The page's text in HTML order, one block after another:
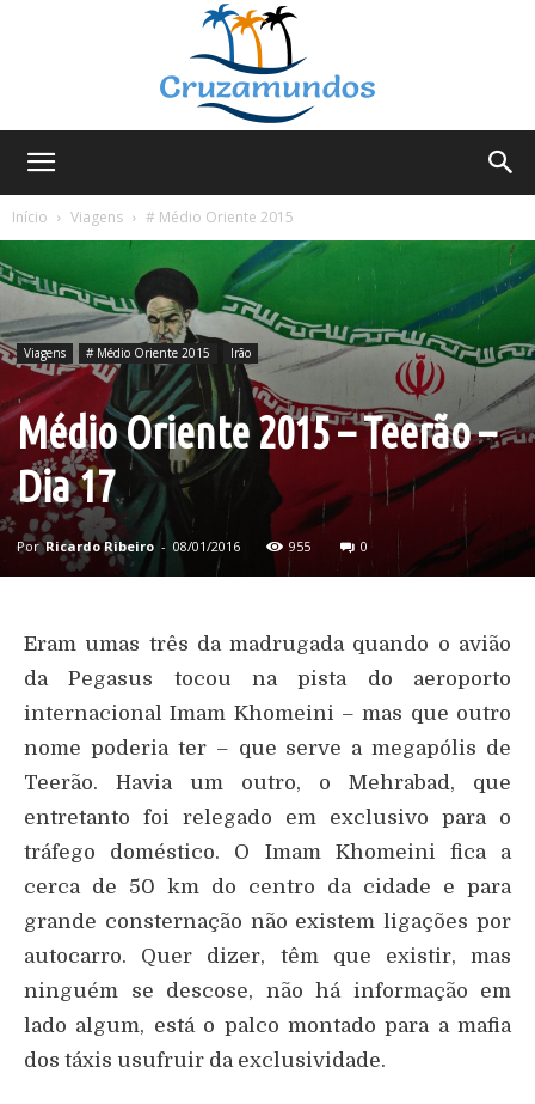
Início
Viagens # Médio Oriente 2015
Viagens # Médio Oriente 2015 Irão
Médio Oriente 2015 – Teerão –
Dia 17
Por Ricardo Ribeiro - 08/01/2016 955 0
Eram umas três da madrugada quando o avião
da Pegasus tocou na pista do aeroporto
internacional Imam Khomeini – mas que outro
nome poderia ter – que serve a megapólis de
Teerão. Havia um outro, o Mehrabad, que
entretanto foi relegado em exclusivo para o
tráfego doméstico. O Imam Khomeini fica a
cerca de 50 km do centro da cidade e para
grande consternação não existem ligações por
autocarro. Quer dizer, têm que existir, mas
ninguém se descose, não há informação em
lado algum, está o palco montado para a mafia
dos táxis usufruir da exclusividade.